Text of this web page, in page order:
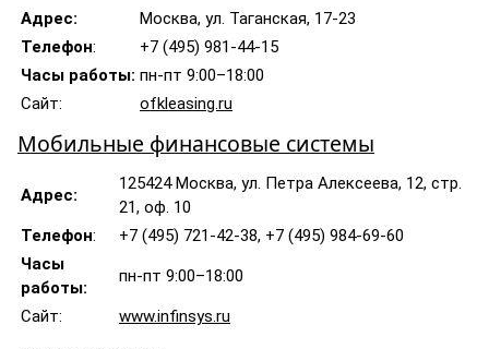
Адрес:
Москва, ул. Таганская, 17-23
Телефон:
+7 (495) 981-44-15
Часы работы: пн-пт 9:00–18:00
Сайт:
ofkleasing.ru
Мобильные финансовые системы
Адрес:
125424 Москва, ул. Петра Алексеева, 12, стр.
21, оф. 10
Телефон:
+7 (495) 721-42-38, +7 (495) 984-69-60
Часы
работы:
пн-пт 9:00–18:00
Сайт: www.infinsys.ru